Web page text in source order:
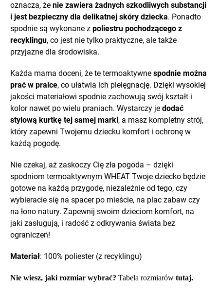
oznacza, że nie zawiera żadnych szkodliwych substancji
i jest bezpieczny dla delikatnej skóry dziecka. Ponadto
spodnie są wykonane z poliestru pochodzącego z
recyklingu, co jest nie tylko praktyczne, ale także
przyjazne dla środowiska.
Każda mama doceni, że te termoaktywne spodnie można
prać w pralce, co ułatwia ich pielęgnację. Dzięki wysokiej
jakości materiałowi spodnie zachowują swój kształt i
kolor nawet po wielu praniach. Wystarczy je dodać
stylową kurtkę tej samej marki, a masz kompletny strój,
który zapewni Twojemu dziecku komfort i ochronę w
każdą pogodę.
Nie czekaj, aż zaskoczy Cię zła pogoda – dzięki
spodniom termoaktywnym WHEAT Twoje dziecko będzie
gotowe na każdą przygodę, niezależnie od tego, czy
wybieracie się na spacer po mieście, na plac zabaw czy
na łono natury. Zapewnij swoim dzieciom komfort, na
jaki zasługują, i radość z odkrywania świata bez
ograniczeń!
Materiał: 100% poliester (z recyklingu)
Nie wiesz, jaki rozmiar wybrać? Tabela rozmiarów tutaj.